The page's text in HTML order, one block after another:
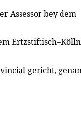
Assessor bey dem
gericht,